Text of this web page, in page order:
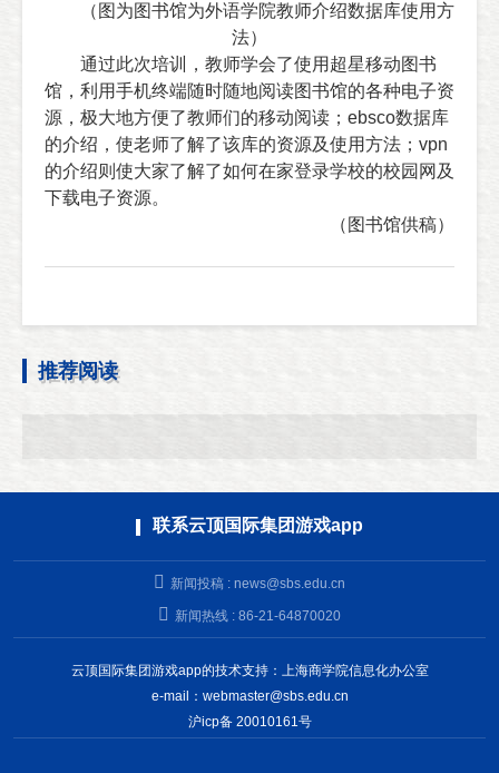
（图为图书馆为外语学院教师介绍数据库使用方
法）
通过此次培训，教师学会了使用超星移动图书
馆，利用手机终端随时随地阅读图书馆的各种电子资
源，极大地方便了教师们的移动阅读； ebsco数据库
的介绍，使老师了解了该库的资源及使用方法； vpn
的介绍则使大家了解了如何在家登录学校的校园网及
下载电子资源。
（图书馆供稿）
推荐阅读
联系云顶国际集团游戏app
新闻投稿 : news@sbs.edu.cn
新闻热线 : 86-21-64870020
云顶国际集团游戏app的技术支持：上海商学院信息化办公室
e-mail： webmaster@sbs.edu.cn
沪icp备 20010161号